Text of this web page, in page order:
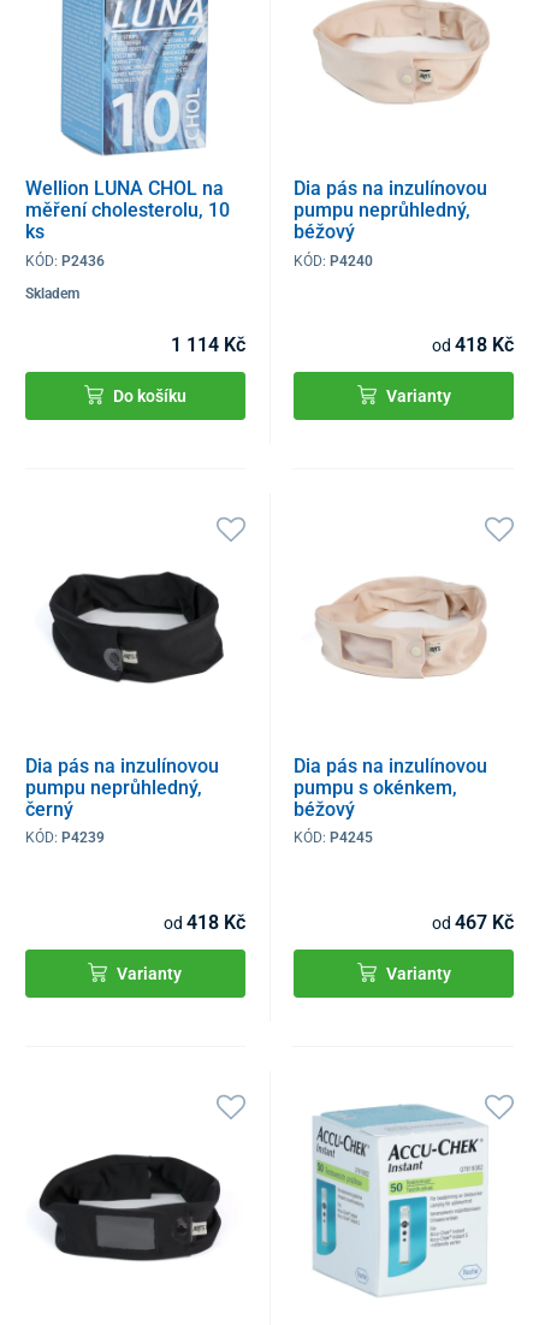
Wellion LUNA CHOL na
měření cholesterolu, 10
ks
KÓD: P2436
Skladem
1 114 Kč
Do košíku
Dia pás na inzulínovou
pumpu neprůhledný,
béžový
KÓD:P4240
od 418 Kč
Varianty
Dia pás na inzulínovou
pumpu neprůhledný,
černý
KÓD: P4239
od 418 Kč
Varianty
Dia pás na inzulínovou
pumpu s okénkem,
béžový
KÓD: P4245
od 467 Kč
Varianty